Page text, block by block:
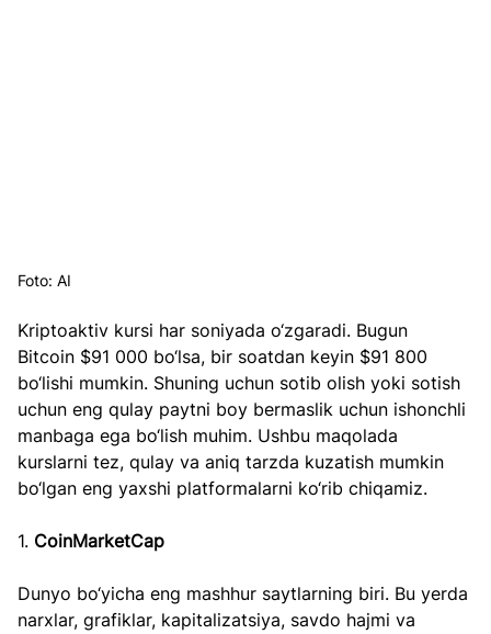
Foto: AI
Kriptoaktiv kursi har soniyada o‘zgaradi. Bugun
Bitcoin $91 000 bo‘lsa, bir soatdan keyin $91 800
bo‘lishi mumkin. Shuning uchun sotib olish yoki sotish
uchun eng qulay paytni boy bermaslik uchun ishonchli
manbaga ega bo‘lish muhim. Ushbu maqolada
kurslarni tez, qulay va aniq tarzda kuzatish mumkin
bo‘lgan eng yaxshi platformalarni ko‘rib chiqamiz.
1. CoinMarketCap
Dunyo bo‘yicha eng mashhur saytlarning biri. Bu yerda
narxlar, grafiklar, kapitalizatsiya, savdo hajmi va